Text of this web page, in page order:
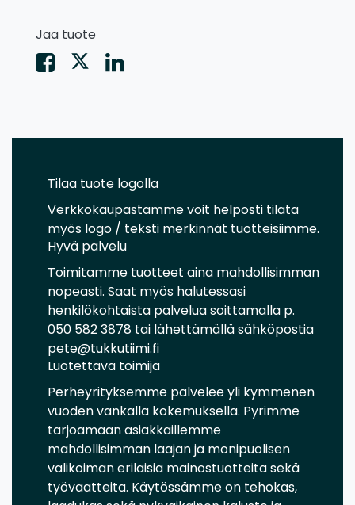
Jaa tuote
Tilaa tuote logolla
Verkkokaupastamme voit helposti tilata
myös logo / teksti merkinnät tuotteisiimme.
Hyvä palvelu
Toimitamme tuotteet aina mahdollisimman
nopeasti. Saat myös halutessasi
henkilökohtaista palvelua soittamalla p.
050 582 3878 tai lähettämällä sähköpostia
pete@tukkutiimi.fi
Luotettava toimija
Perheyrityksemme palvelee yli kymmenen
vuoden vankalla kokemuksella. Pyrimme
tarjoamaan asiakkaillemme
mahdollisimman laajan ja monipuolisen
valikoiman erilaisia mainostuotteita sekä
työvaatteita. Käytössämme on tehokas,